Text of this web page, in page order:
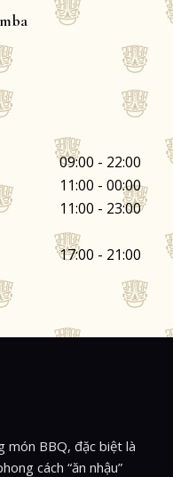
09:00 - 22:00
11:00 - 00:00
11:00 - 23:00
17:00 - 21:00
món BBQ, đặc biệt là
cách “ăn nhậu”